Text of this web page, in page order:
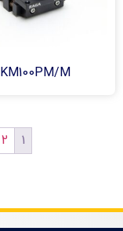
KM100PM/M
1
2